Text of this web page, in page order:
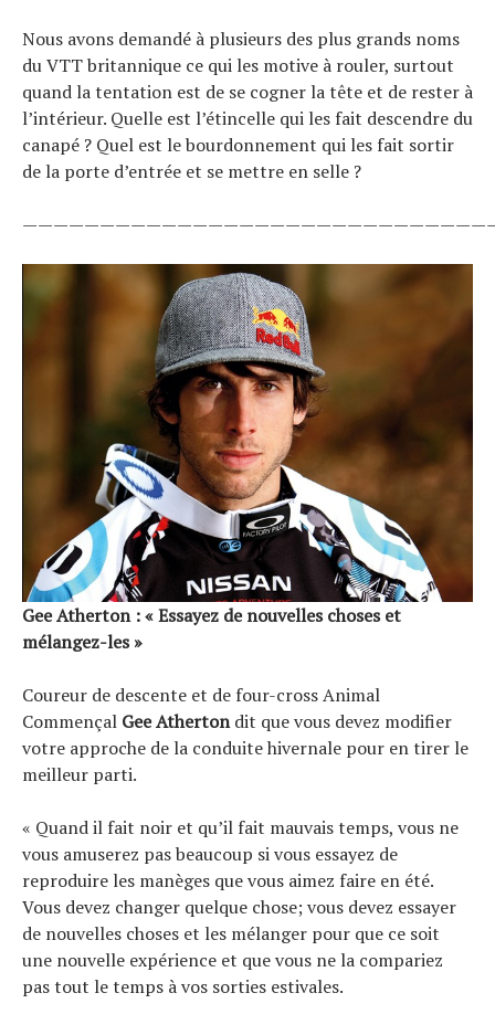
Nous avons demandé à plusieurs des plus grands noms
du VTT britannique ce qui les motive à rouler, surtout
quand la tentation est de se cogner la tête et de rester à
l’intérieur. Quelle est l’étincelle qui les fait descendre du
canapé ? Quel est le bourdonnement qui les fait sortir
de la porte d’entrée et se mettre en selle ?
Gee Atherton : « Essayez de nouvelles choses et
mélangez-les »
Coureur de descente et de four-cross Animal
Commençal Gee Athertondit que vous devez modifier
votre approche de la conduite hivernale pour en tirer le
meilleur parti.
« Quand il fait noir et qu’il fait mauvais temps, vous ne
vous amuserez pas beaucoup si vous essayez de
reproduire les manèges que vous aimez faire en été.
Vous devez changer quelque chose; vous devez essayer
de nouvelles choses et les mélanger pour que ce soit
une nouvelle expérience et que vous ne la compariez
pas tout le temps à vos sorties estivales.
Technologies
Tous nos articles